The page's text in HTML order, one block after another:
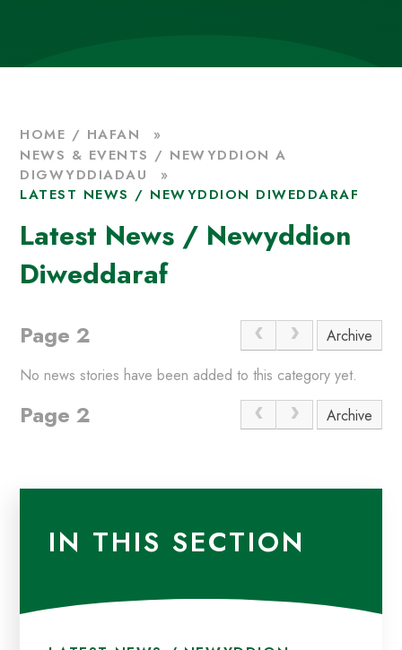
HOME / HAFAN
»
NEWS & EVENTS / NEWYDDION A
DIGWYDDIADAU
»
LATEST NEWS / NEWYDDION DIWEDDARAF
Latest News / Newyddion
Diweddaraf
Page 2
Archive
No news stories have been added to this category yet.
Page 2 Archive
IN THIS SECTION